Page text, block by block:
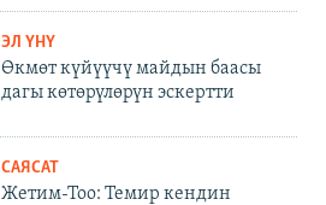
ЭЛ ҮНҮ
Өкмөт күйүүчү майдын баасы
дагы көтөрүлөрүн эскертти
САЯСАТ
Жетим-Тоо: Темир кендин